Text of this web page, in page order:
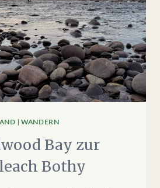
|WANDERN
Bay zur
Bothy